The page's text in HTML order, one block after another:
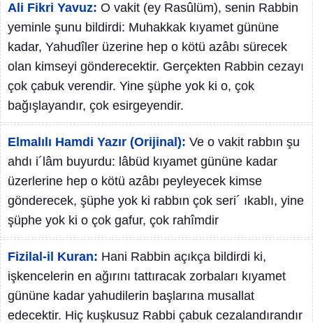
Ali Fikri Yavuz: O vakit (ey Rasûlüm), senin Rabbin
yeminle şunu bildirdi: Muhakkak kıyamet gününe
kadar, Yahudîler üzerine hep o kötü azâbı sürecek
olan kimseyi gönderecektir. Gerçekten Rabbin cezayı
çok çabuk verendir. Yine şüphe yok ki o, çok
bağışlayandır, çok esirgeyendir.
Elmalılı Hamdi Yazır (Orijinal): Ve o vakit rabbın şu
ahdı i´lâm buyurdu: lâbüd kıyamet gününe kadar
üzerlerine hep o kötü azâbı peyleyecek kimse
gönderecek, şüphe yok ki rabbın çok seri´ ıkablı, yine
şüphe yok ki o çok gafur, çok rahîmdir
Fizilal-il Kuran: Hani Rabbin açıkça bildirdi ki,
işkencelerin en ağırını tattıracak zorbaları kıyamet
gününe kadar yahudilerin başlarına musallat
edecektir. Hiç kuşkusuz Rabbi çabuk cezalandırandır